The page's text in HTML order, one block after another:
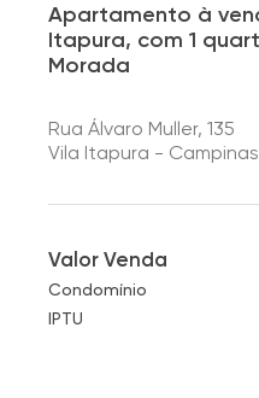
Apartamento à
Itapura, com 1
Morada
Rua Álvaro Muller, 135
Vila Itapura -
Valor Venda
Condomínio
IPTU